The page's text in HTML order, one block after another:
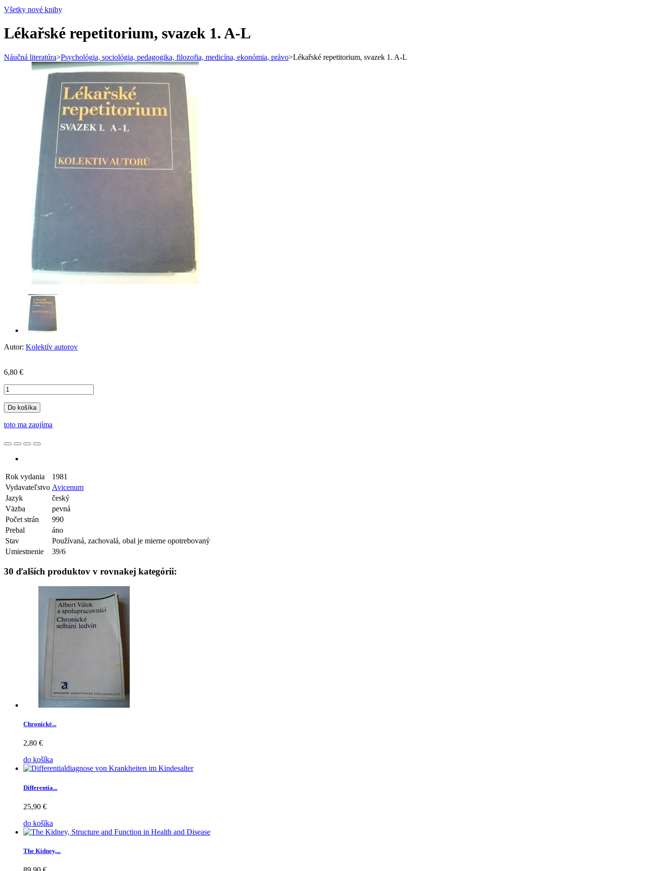
Všetky nové knihy
Lékařské repetitorium, svazek 1. A-L
Náučná literatúra>Psychológia, sociológia, pedagogika, filozofia, medicína, ekonómia, právo>Lékařské repetitorium, svazek 1. A-L
Autor: Kolektív autorov
6,80 €
Do košíka
toto ma zaujíma
Rok vydania
1981
Vydavateľstvo Avicenum
Jazyk
český
Väzba
pevná
Počet strán
990
Prebal
áno
Stav
Používaná, zachovalá, obal je mierne opotrebovaný
Umiestnenie
39/6
30 ďalších produktov v rovnakej kategórii:
Chronické...
2,80 €
do košíka
Differentia...
25,90 €
do košíka
The Kidney,...